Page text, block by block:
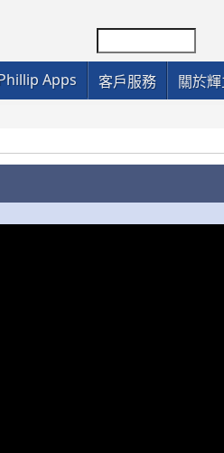
Apps 客戶服務 關於